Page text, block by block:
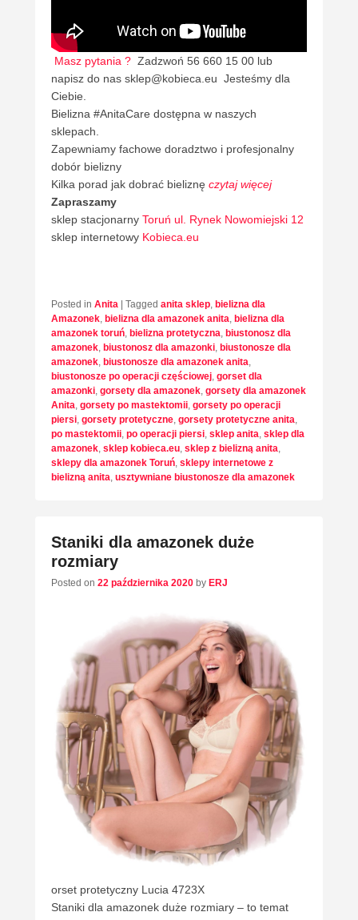
Masz pytania ? Zadzwoń 56 660 15 00 lub
napisz do nas sklep@kobieca.eu Jesteśmy dla
Ciebie.
Bielizna #AnitaCare dostępna w naszych
sklepach.
Zapewniamy fachowe doradztwo i profesjonalny
dobór bielizny
Kilka porad jak dobrać bieliznę czytaj więcej
Zapraszamy
sklep stacjonarny Toruń ul. Rynek Nowomiejski 12
sklep internetowy Kobieca.eu
Posted in Anita Tagged anita sklep, bielizna dla
Amazonek, bielizna dla amazonek anita, bielizna dla
amazonek toruń, bielizna protetyczna, biustonosz dla
amazonek, biustonosz dla amazonki, biustonosze dla
amazonek, biustonosze dla amazonek anita,
biustonosze po operacji częściowej, gorset dla
amazonki, gorsety dla amazonek, gorsety dla amazonek
Anita, gorsety po mastektomii, gorsety po operacji
piersi, gorsety protetyczne, gorsety protetyczne anita,
po mastektomii, po operacji piersi, sklep anita, sklep dla
amazonek, sklep kobieca.eu, sklep z bielizną anita,
sklepy dla amazonek Toruń, sklepy internetowe z
bielizną anita, usztywniane biustonosze dla amazonek
Staniki dla amazonek duże
rozmiary
Posted on 22 października 2020 by ERJ
orset protetyczny Lucia 4723X
Staniki dla amazonek duże rozmiary – to temat